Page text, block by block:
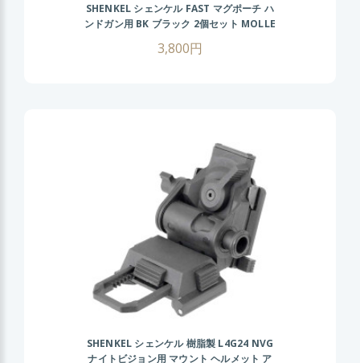
SHENKEL シェンケル FAST マグポーチ ハ
ンドガン用 BK ブラック 2個セット MOLLE
ゲーム
3,800円
SHENKEL シェンケル 樹脂製 L4G24 NVG
ナイトビジョン用 マウント ヘルメット ア